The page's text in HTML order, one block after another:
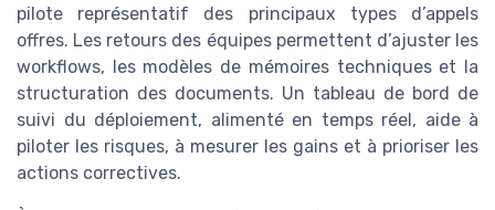
pilote représentatif des principaux types d’appels
offres. Les retours des équipes permettent d’ajuster les
workflows, les modèles de mémoires techniques et la
structuration des documents. Un tableau de bord de
suivi du déploiement, alimenté en temps réel, aide à
piloter les risques, à mesurer les gains et à prioriser les
actions correctives.